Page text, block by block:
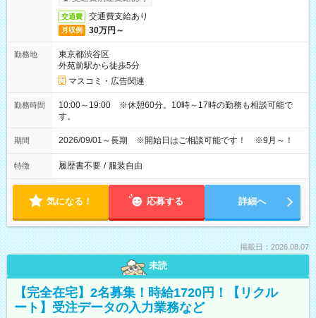
交通費 交通費支給あり
月収例 30万円～
勤務地
東京都渋谷区
外苑前駅から徒歩5分
マスコミ・広告関連
勤務時間
10:00～19:00 ※休憩60分。10時～17時の勤務も相談可能で
す。
期間 2026/09/01～長期 ※開始日はご相談可能です！ ※9月～！
特徴 履歴書不要 / 服装自由
気になる！ 応募する 詳細へ
掲載日：2026.08.07
未読
【完全在宅】2名募集！時給1720円！【リクル
ート】受注データの入力業務など